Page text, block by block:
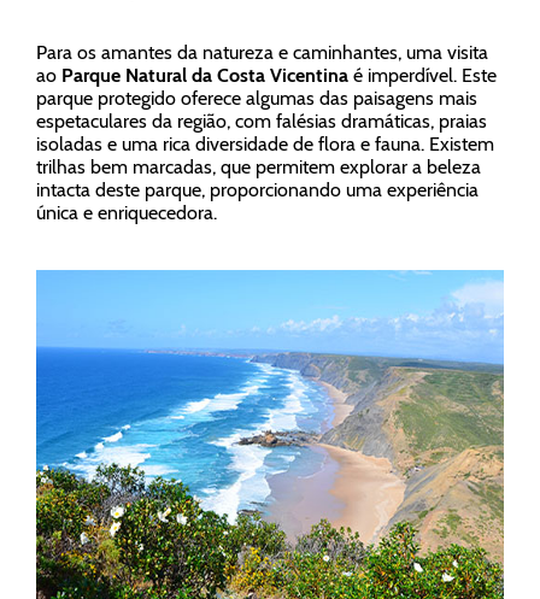
Para os amantes da natureza e caminhantes, uma visita
ao Parque Natural da Costa Vicentina é imperdível. Este
parque protegido oferece algumas das paisagens mais
espetaculares da região, com falésias dramáticas, praias
isoladas e uma rica diversidade de flora e fauna. Existem
trilhas bem marcadas, que permitem explorar a beleza
intacta deste parque, proporcionando uma experiência
única e enriquecedora.